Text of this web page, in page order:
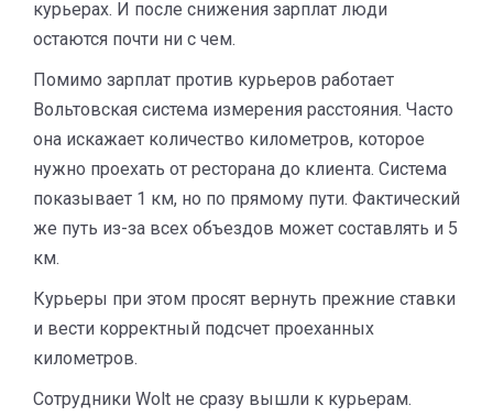
курьерах. И после снижения зарплат люди
остаются почти ни с чем.
Помимо зарплат против курьеров работает
Вольтовская система измерения расстояния. Часто
она искажает количество километров, которое
нужно проехать от ресторана до клиента. Система
показывает 1 км, но по прямому пути. Фактический
же путь из-за всех объездов может составлять и 5
км.
Курьеры при этом просят вернуть прежние ставки
и вести корректный подсчет проеханных
километров.
Сотрудники Wolt не сразу вышли к курьерам.